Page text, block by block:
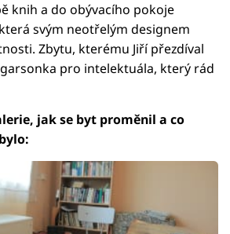
knih a do obývacího pokoje
svým neotřelým designem
Zbytu, kterému Jiří přezdíval
garsonka pro intelektuála, který rád
jak se byt proměnil a co